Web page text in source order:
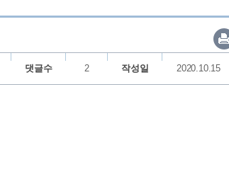
댓글수 2 작성일 2020.10.15